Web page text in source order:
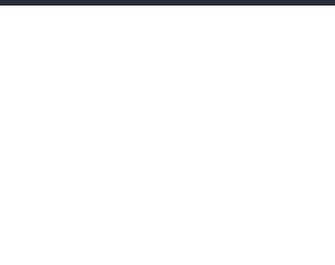
丶旅遊丶美食丶親子丶寵物丶扮靚